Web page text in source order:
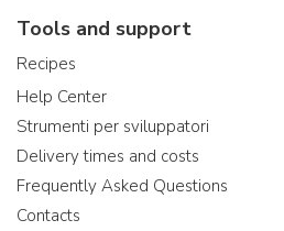
Tools and support
Recipes
Help Center
Strumenti per sviluppatori
Delivery times and costs
Frequently Asked Questions
Contacts